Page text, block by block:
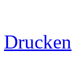
Drucken